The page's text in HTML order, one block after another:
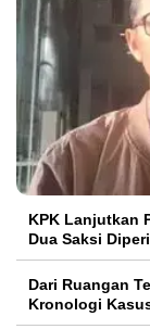
KPK Lanjutkan
Dua Saksi
Dari Ruangan
Kronologi